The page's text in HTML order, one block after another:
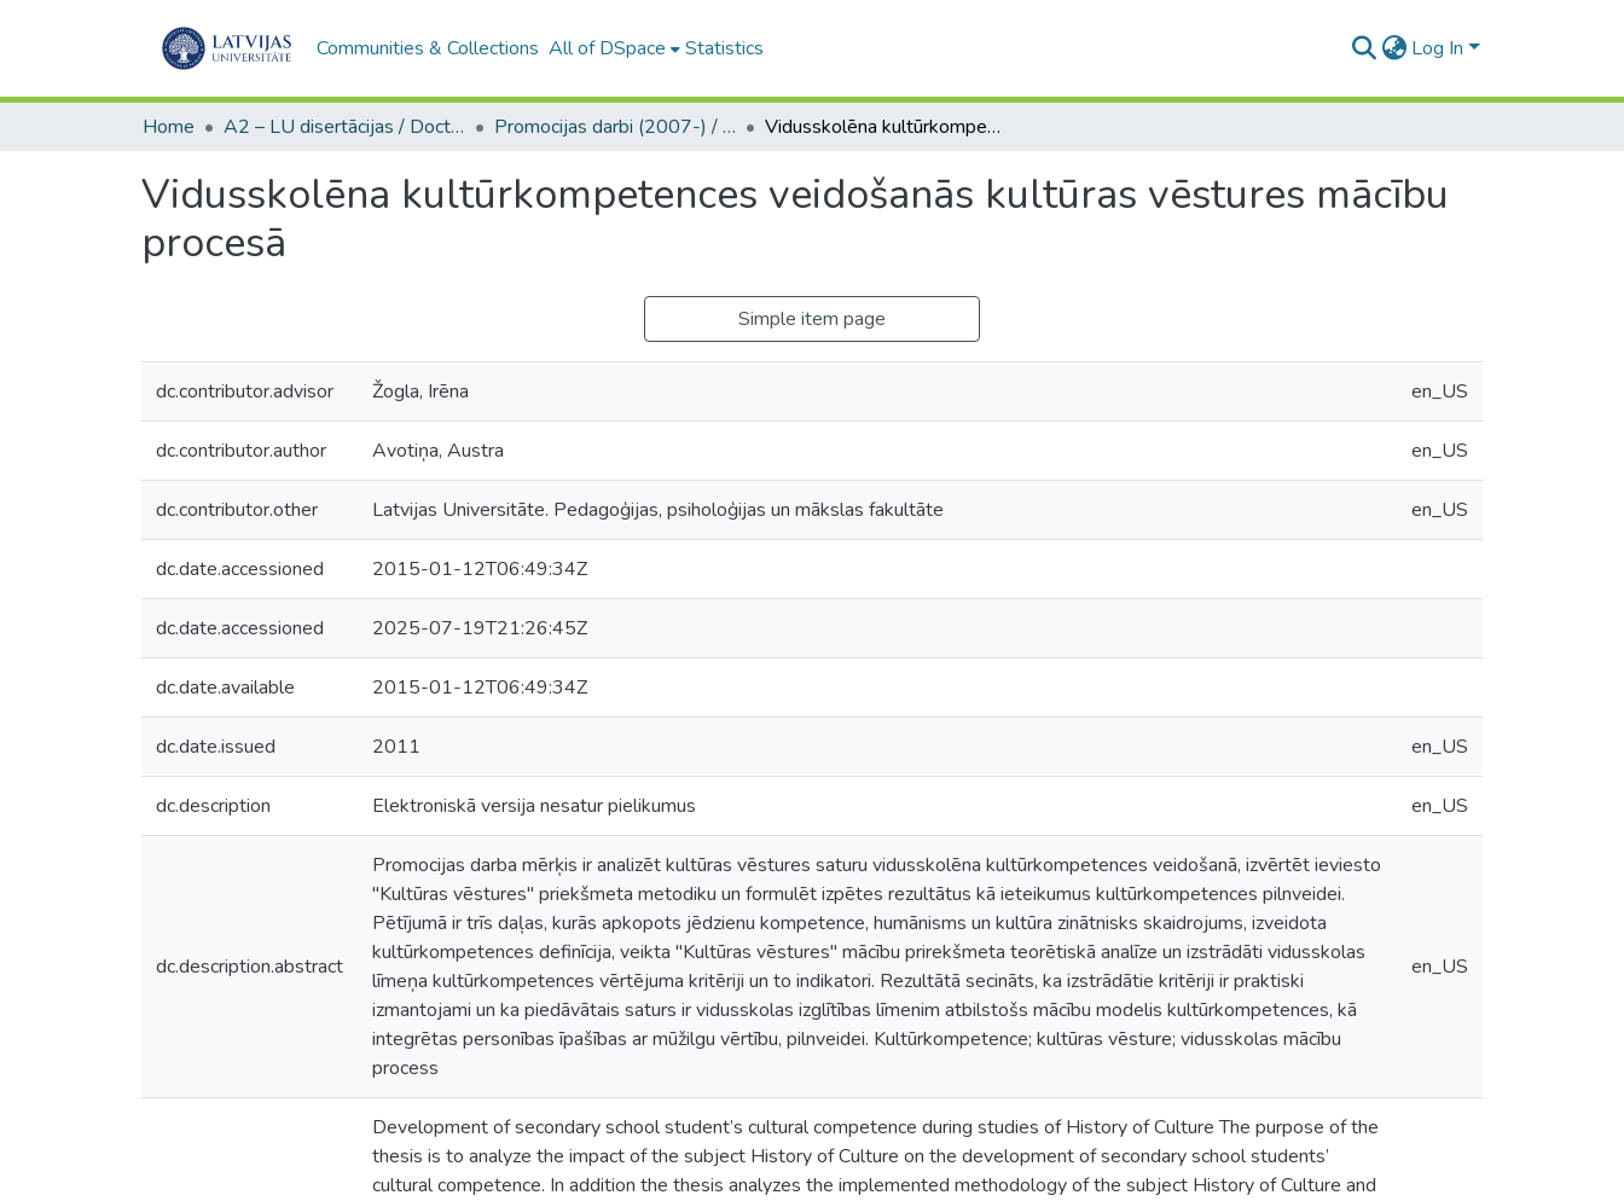
Communities & Collections All of DSpace Statistics Log In
Home A2 – LU disertācijas / Doctoral theses UL Promocijas darbi (2007-) / Theses PhD Vidusskolēna kultūrkompetences veidošanās kultūras vēstures mācību procesā
Vidusskolēna kultūrkompetences veidošanās kultūras vēstures mācību
procesā
Simple item page
dc.contributor.advisor Žogla, Irēna en_US
dc.contributor.author Avotiņa, Austra en_US
dc.contributor.other Latvijas Universitāte. Pedagoģijas, psiholoģijas un mākslas fakultāte en_US
dc.date.accessioned 2015-01-12T06:49:34Z
dc.date.accessioned 2025-07-19T21:26:45Z
dc.date.available 2015-01-12T06:49:34Z
dc.date.issued 2011 en_US
dc.description Elektroniskā versija nesatur pielikumus en_US
dc.description.abstract
Promocijas darba mērķis ir analizēt kultūras vēstures saturu vidusskolēna kultūrkompetences veidošanā, izvērtēt ieviesto
"Kultūras vēstures" priekšmeta metodiku un formulēt izpētes rezultātus kā ieteikumus kultūrkompetences pilnveidei.
Pētījumā ir trīs daļas, kurās apkopots jēdzienu kompetence, humānisms un kultūra zinātnisks skaidrojums, izveidota
kultūrkompetences definīcija, veikta "Kultūras vēstures" mācību prirekšmeta teorētiskā analīze un izstrādāti vidusskolas
līmeņa kultūrkompetences vērtējuma kritēriji un to indikatori. Rezultātā secināts, ka izstrādātie kritēriji ir praktiski
izmantojami un ka piedāvātais saturs ir vidusskolas izglītības līmenim atbilstošs mācību modelis kultūrkompetences, kā
integrētas personības īpašības ar mūžilgu vērtību, pilnveidei. Kultūrkompetence; kultūras vēsture; vidusskolas mācību
process
en_US
Development of secondary school student’s cultural competence during studies of History of Culture The purpose of the
thesis is to analyze the impact of the subject History of Culture on the development of secondary school students’
cultural competence. In addition the thesis analyzes the implemented methodology of the subject History of Culture and